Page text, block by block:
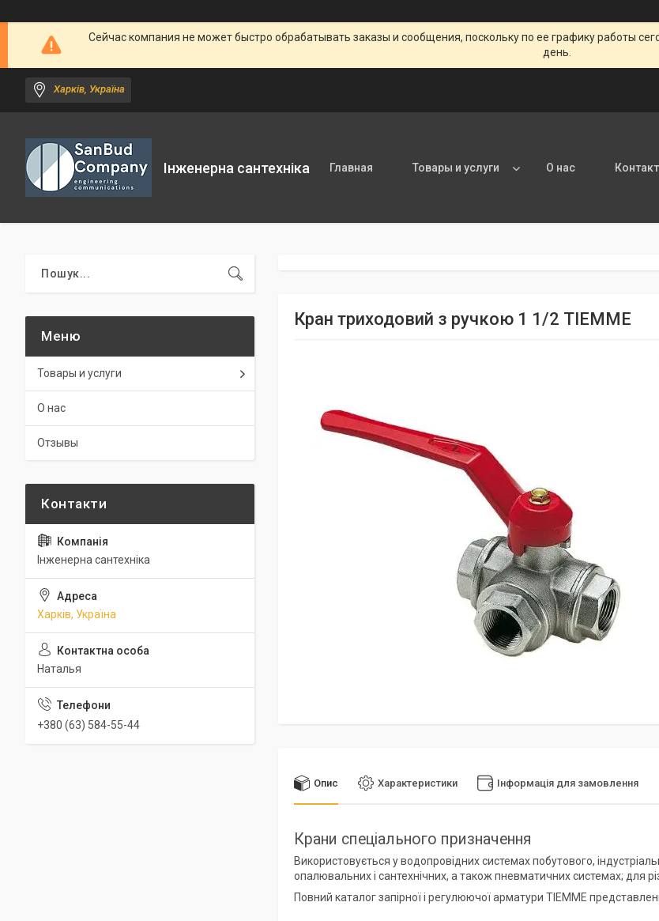
Сейчас компания не может быстро обрабатывать заказы и сообщения, поскольку по ее графику работы
день.
Харків, Україна
Інженерна сантехніка Главная Товары и услуги О нас
Кран триходовий з ручкою 1 1/2 TIEMME
Опис Характеристики Інформація для замовлення
Крани спеціального призначення
Використовується у водопровідних системах побутового,
опалювальних і сантехнічних, а також пневматичних системах; для
Повний каталог запірної і регулюючої арматури TIEMME
Товары и услуги
О нас
Отзывы
Інженерна сантехніка
Харків, Україна
Наталья
+380 (63) 584-55-44